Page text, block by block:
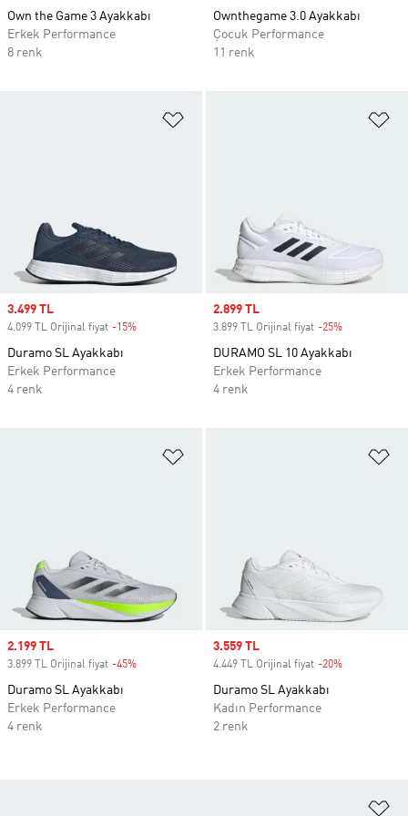
Own the Game 3 Ayakkabı
Erkek Performance
8 renk
Ownthegame 3.0 Ayakkabı
Çocuk Performance
11 renk
Sale price
3.499 TL
4.099 TL Orijinal fiyat -15%
Duramo SL Ayakkabı
Erkek Performance
4 renk
Sale price
2.899 TL
3.899 TL Orijinal fiyat -25%
DURAMO SL 10 Ayakkabı
Erkek Performance
4 renk
Sale price
2.199 TL
3.899 TL Orijinal fiyat -45%
Duramo SL Ayakkabı
Erkek Performance
4 renk
Sale price
3.559 TL
4.449 TL Orijinal fiyat -20%
Duramo SL Ayakkabı
Kadın Performance
2 renk